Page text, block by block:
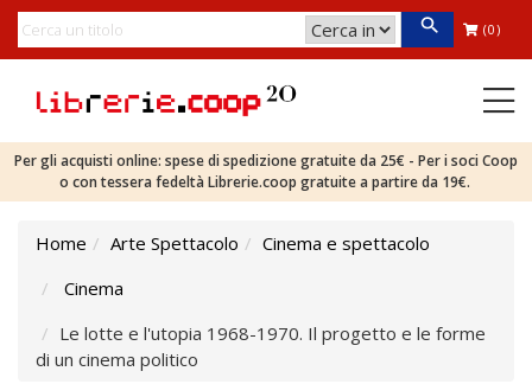
(0)
Per gli acquisti online: spese di spedizione gratuite da 25€ - Per i soci Coop
o con tessera fedeltà Librerie.coop gratuite a partire da 19€.
Home Arte Spettacolo
Cinema e spettacolo
Cinema
Le lotte e l'utopia 1968-1970. Il progetto e le forme
di un cinema politico